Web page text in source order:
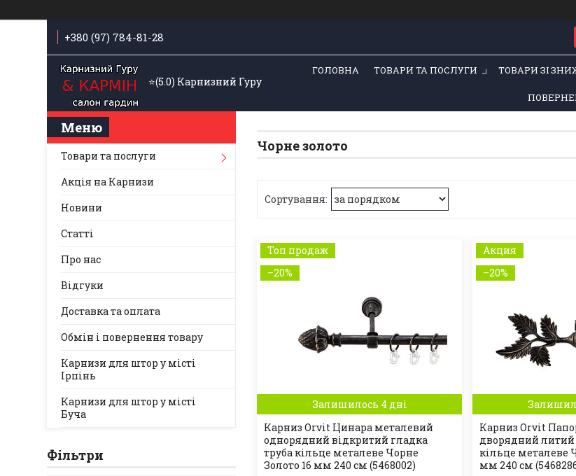
+380 (97) 784-81-28
⭐️(5.0) Карнизний Гуру
ГОЛОВНА ТОВАРИ ТА ПОСЛУГИ ТОВАРИ ЗІ
Чорне золото
Топ продаж
–20%
Залишилось 4 дні
Карниз Orvit Цинара металевий
однорядний відкритий гладка
труба кільце металеве Чорне
Золото 16 мм 240 см (5468002)
Акция
–20%
Карниз Orvit
дворядний литий
кільце металеве
мм 240 см
Товари та послуги
Акція на Карнизи
Новини
Статті
Про нас
Відгуки
Доставка та оплата
Обмін і повернення товару
Карнизи для штор у місті
Ірпінь
Карнизи для штор у місті
Буча
Фільтри